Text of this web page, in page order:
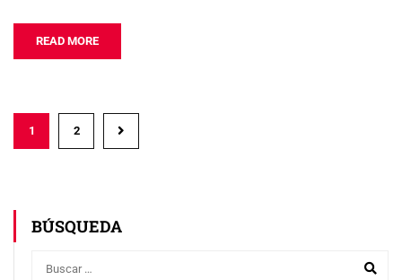
READ MORE
1 2
BÚSQUEDA